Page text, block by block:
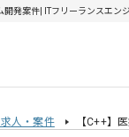
開発案件| ITフリーランスエ
人・案件 【C++】